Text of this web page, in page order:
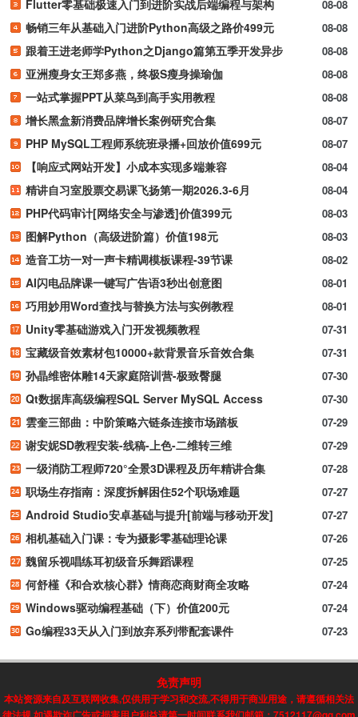
08-08
Flutter零基础极速入门到进阶实战后端编程与架构
08-08
畅销三年从基础入门进阶Python高级之路价499元
08-08
跟着王进老师学Python之Django篇第五季开发异步
08-08
亚洲瘦身女王郑多燕，终极S瘦身操瑜伽
08-08
一站式掌握PPT从菜鸟到高手实用教程
08-07
增长黑盒新消费品牌增长案例研究合集
08-07
PHP MySQL工程师系统班录播+回放价值699元
08-04
【响应式网站开发】小成本实现多端兼容
08-04
精讲自习室股票交易课飞扬第一期2026.3-6月
08-03
PHP代码审计[网络安全与渗透]价值399元
08-03
图解Python（高级进阶篇）价值198元
08-02
造音工坊一对一声卡精调模板课程-39节课
08-01
AI闪电品牌课一键写广告语3秒出创意图
08-01
巧用妙用Word查找与替换方法与实例教程
07-31
Unity零基础游戏入门开发视频教程
07-31
宝藏级音效素材包10000+款背景音乐音效合集
07-30
孙晶维密体雕14天家庭陪训营-极致臀腿
07-30
Qt数据库高级编程SQL Server MySQL Access
07-29
雲奎三部曲：中阶策略六链条连接市场踏板
07-29
谢安妮SD教程安装-线稿-上色-二维转三维
07-28
一级消防工程师720°全景3D课程及历年精讲合集
07-27
职场生存指南：深度拆解困住52个职场难题
07-27
Android Studio安卓基础与提升[前端与移动开发]
07-26
相机基础入门课：专为摄影零基础理论课
07-25
魏留乐视唱练耳初级音乐舞蹈课程
07-24
何舒槿《和合欢核心群》情商恋商财商全攻略
07-24
Windows驱动编程基础（下）价值200元
07-23
Go编程33天从入门到放弃系列带配套课件
免责声明
本站资源来自及互联网收集,仅供用于学习和交流,不得用于商业用途，请遵循相关法